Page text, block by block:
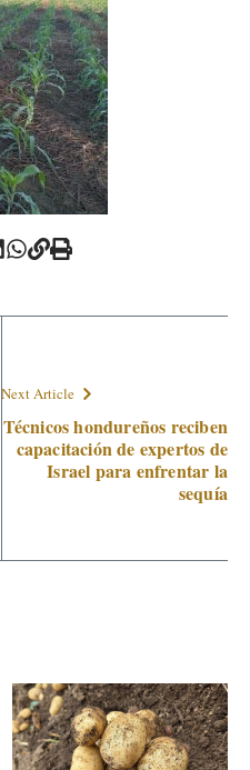
Next Article
Técnicos hondureños reciben
capacitación de expertos de
Israel para enfrentar la
sequía